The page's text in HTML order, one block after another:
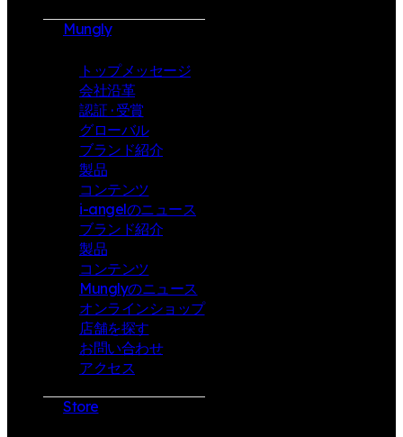
Mungly
トップメッセージ
会社沿革
認証 · 受賞
グローバル
ブランド紹介
製品
コンテンツ
i-angelのニュース
ブランド紹介
製品
コンテンツ
Munglyのニュース
オンラインショップ
店舗を探す
お問い合わせ
アクセス
Store